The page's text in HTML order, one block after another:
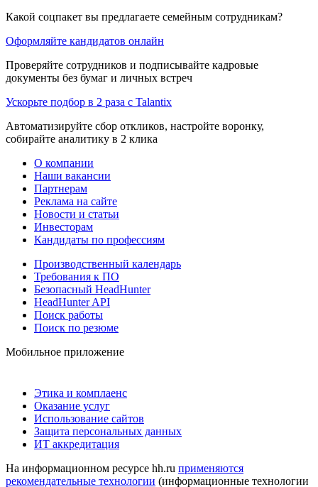
Какой соцпакет вы предлагаете семейным сотрудникам?
Оформляйте кандидатов онлайн
Проверяйте сотрудников и подписывайте кадровые
документы без бумаг и личных встреч
Ускорьте подбор в 2 раза с Talantix
Автоматизируйте сбор откликов, настройте воронку,
собирайте аналитику в 2 клика
О компании
Наши вакансии
Партнерам
Реклама на сайте
Новости и статьи
Инвесторам
Кандидаты по профессиям
Производственный календарь
Требования к ПО
Безопасный HeadHunter
HeadHunter API
Поиск работы
Поиск по резюме
Мобильное приложение
Этика и комплаенс
Оказание услуг
Использование сайтов
Защита персональных данных
ИТ аккредитация
На информационном ресурсе hh.ru применяются
рекомендательные технологии (информационные технологии